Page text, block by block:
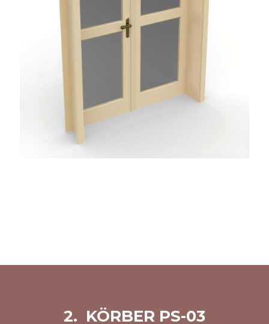
2. KÖRBER PS-03